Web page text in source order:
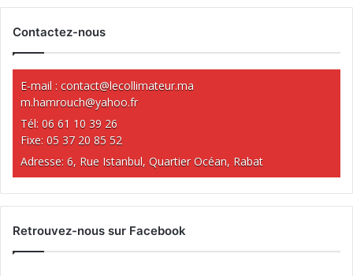
Contactez-nous
E-mail : contact@lecollimateur.ma
m.hamrouch@yahoo.fr
Tél: 06 61 10 39 26
Fixe: 05 37 20 85 52
Adresse: 6, Rue Istanbul, Quartier Océan, Rabat
Retrouvez-nous sur Facebook